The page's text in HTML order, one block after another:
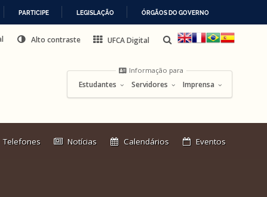
PARTICIPE LEGISLAÇÃO ÓRGÃOS DO GOVERNO
Alto contraste UFCA Digital
Informação para
Estudantes Servidores Imprensa
Link
Telefones Notícias Calendários Eventos